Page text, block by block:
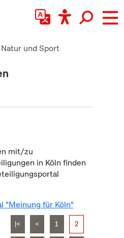
und Sport
mit/zu
in Köln finden
"Meinung für Köln"
|< < 1 2